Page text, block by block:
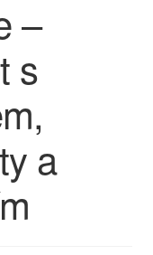
–
s
a